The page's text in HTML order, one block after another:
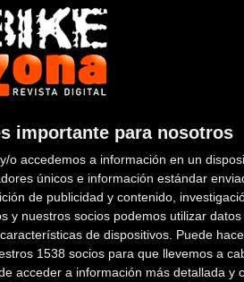
importante para nosotros
o accedemos a información en un
únicos e información estándar
de publicidad y contenido,
y nuestros socios podemos utilizar
de dispositivos. Puede
1538 socios para que llevemos a
acceder a información más detallada y
revisará el calendario de
sea posible.
puntualmente de la
habituales.